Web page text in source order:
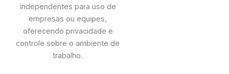
independentes para uso de
empresas ou equipes,
oferecendo privacidade e
controle sobre o ambiente de
trabalho.